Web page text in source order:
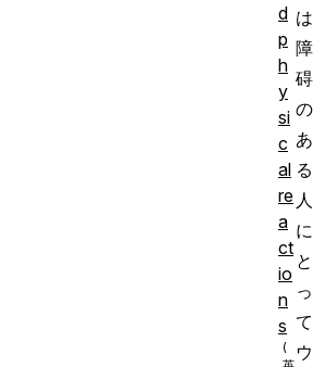
は
障
碍
の
あ
る
人
に
と
っ
て
ウ
d
p
h
y
si
c
al
re
a
ct
io
n
s